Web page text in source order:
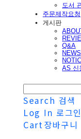
도서
주문제작요청
게시판
Q&A
NEWS
AS 신
Search 검색
Log In 로그인
Cart 장바구니